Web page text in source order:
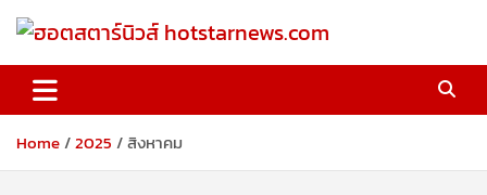
ฮอตสตาร์นิวส์ hotstarnews.com
Home 2025 สิงหาคม